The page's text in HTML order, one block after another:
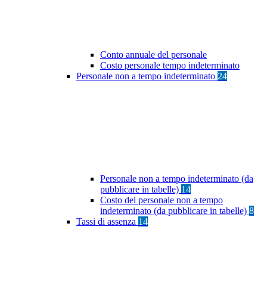
Conto annuale del personale
Costo personale tempo indeterminato
Personale non a tempo indeterminato 24
Personale non a tempo indeterminato (da
pubblicare in tabelle) 14
Costo del personale non a tempo
indeterminato (da pubblicare in tabelle) 8
Tassi di assenza 14